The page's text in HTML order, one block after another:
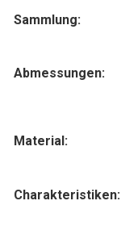
Sammlung:
Abmessungen:
Material:
Charakteristiken: